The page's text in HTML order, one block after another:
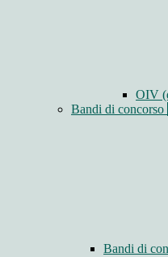
OIV
Bandi di concorso
Bandi di